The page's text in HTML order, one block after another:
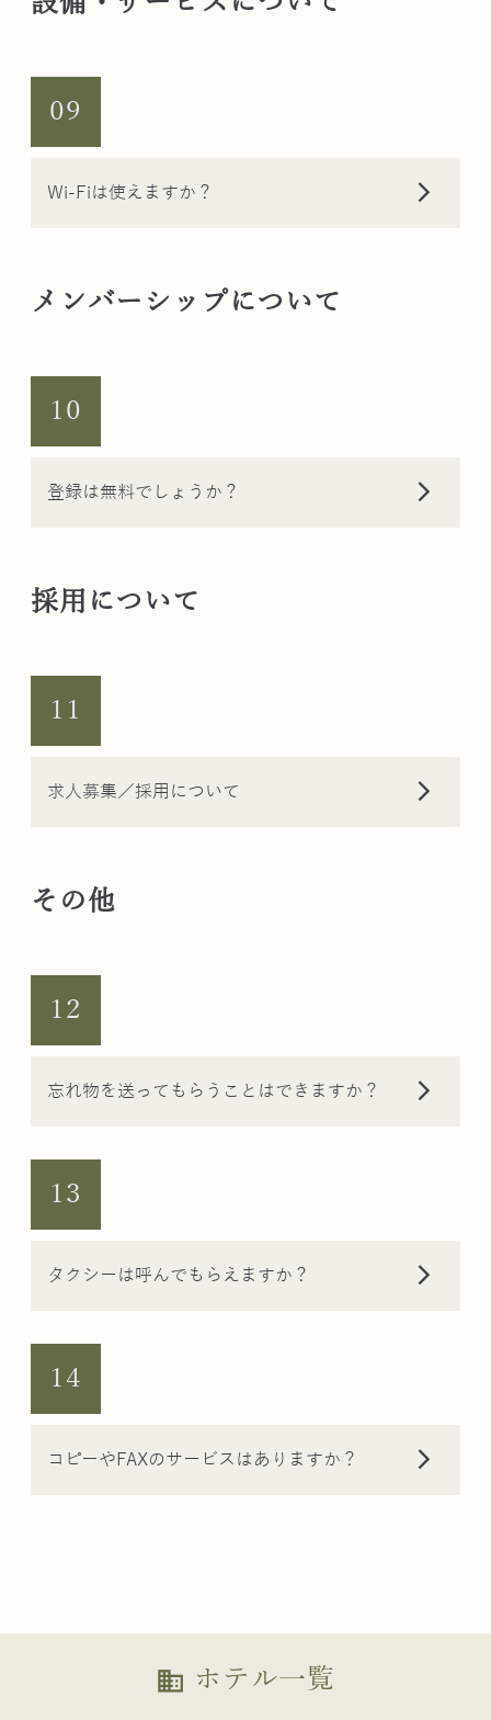
09
Wi-Fiは使えますか？ arrow_forward_ios
メンバーシップについて
10
登録は無料でしょうか？ arrow_forward_ios
採用について
11
求人募集／採用について arrow_forward_ios
その他
12
忘れ物を送ってもらうことはできますか？ arrow_forward_ios
13
タクシーは呼んでもらえますか？ arrow_forward_ios
14
コピーやFAXのサービスはありますか？ arrow_forward_ios
business ホテル一覧